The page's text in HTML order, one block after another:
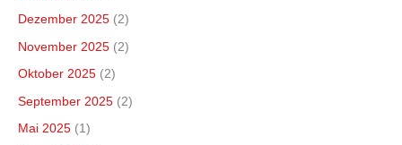
Dezember 2025 (2)
November 2025 (2)
Oktober 2025 (2)
September 2025 (2)
Mai 2025 (1)